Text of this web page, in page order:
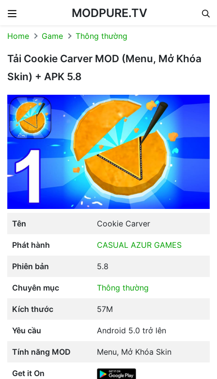
MODPURE.TV
Home Game Thông thường
Tải Cookie Carver MOD (Menu, Mở Khóa
Skin) + APK 5.8
Tên Cookie Carver
Phát hành CASUAL AZUR GAMES
Phiên bản 5.8
Chuyên mục Thông thường
Kích thước 57M
Yêu cầu Android 5.0 trở lên
Tính năng MOD Menu, Mở Khóa Skin
Get it On